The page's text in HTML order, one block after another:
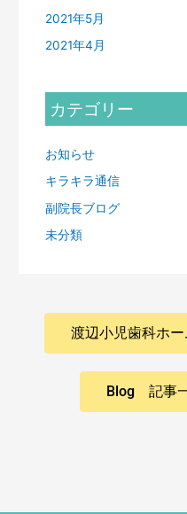
2021年5月
2021年4月
カテゴリー
お知らせ
キラキラ通信
副院長ブログ
未分類
渡辺小児歯科ホ
Blog 記事